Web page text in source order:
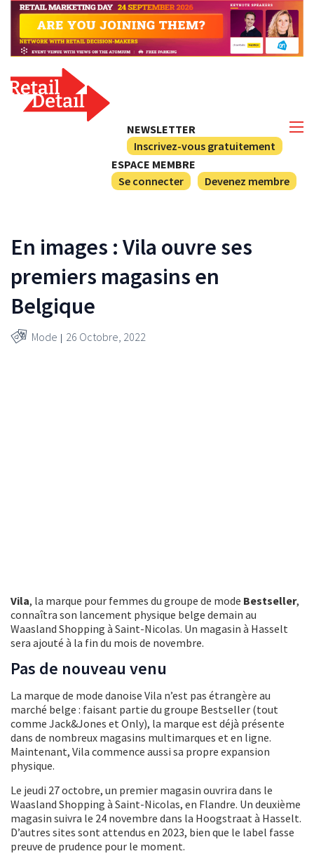
NEWSLETTER
Inscrivez-vous gratuitement
ESPACE MEMBRE
Se connecter
Devenez membre
En images : Vila ouvre ses
premiers magasins en
Belgique
Mode 26 Octobre, 2022
Vila, la marque pour femmes du groupe de mode Bestseller,
connaîtra son lancement physique belge demain au
Waasland Shopping à Saint-Nicolas. Un magasin à Hasselt
sera ajouté à la fin du mois de novembre.
Pas de nouveau venu
La marque de mode danoise Vila n’est pas étrangère au
marché belge : faisant partie du groupe Bestseller (tout
comme Jack&Jones et Only), la marque est déjà présente
dans de nombreux magasins multimarques et en ligne.
Maintenant, Vila commence aussi sa propre expansion
physique.
Le jeudi 27 octobre, un premier magasin ouvrira dans le
Waasland Shopping à Saint-Nicolas, en Flandre. Un deuxième
magasin suivra le 24 novembre dans la Hoogstraat à Hasselt.
D’autres sites sont attendus en 2023, bien que le label fasse
preuve de prudence pour le moment.